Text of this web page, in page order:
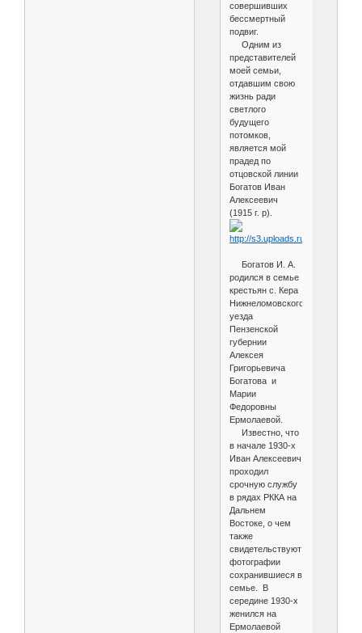
совершивших
бессмертный
подвиг.
Одним из
представителей
моей семьи,
отдавшим свою
жизнь ради
светлого
будущего
потомков,
является мой
прадед по
отцовской линии
Богатов Иван
Алексеевич
(1915 г. р).
Богатов И. А.
родился в семье
крестьян с. Кера
Нижнеломовского
уезда
Пензенской
губернии
Алексея
Григорьевича
Богатова и
Марии
Федоровны
Ермолаевой.
Известно, что
в начале 1930-х
Иван Алексеевич
проходил
срочную службу
в рядах РККА на
Дальнем
Востоке, о чем
также
свидетельствуют
фотографии
сохранившиеся в
семье. В
середине 1930-х
женился на
Ермолаевой